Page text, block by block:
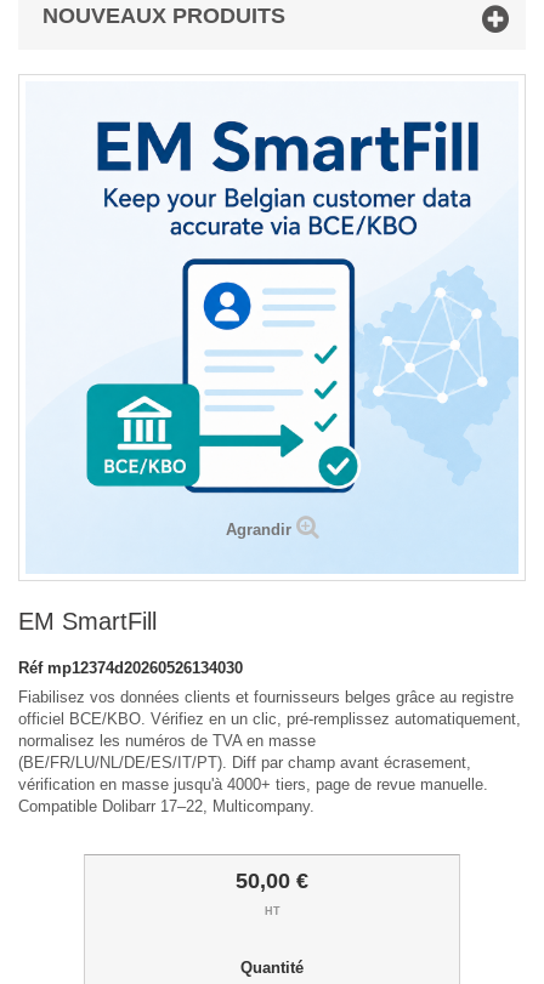
NOUVEAUX PRODUITS
Agrandir
EM SmartFill
Réf mp12374d20260526134030
Fiabilisez vos données clients et fournisseurs belges grâce au registre
officiel BCE/KBO. Vérifiez en un clic, pré-remplissez automatiquement,
normalisez les numéros de TVA en masse
(BE/FR/LU/NL/DE/ES/IT/PT). Diff par champ avant écrasement,
vérification en masse jusqu'à 4000+ tiers, page de revue manuelle.
Compatible Dolibarr 17–22, Multicompany.
50,00 €
HT
Quantité